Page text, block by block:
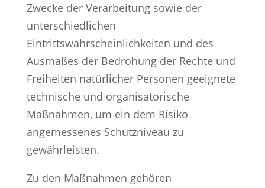
Zwecke der Verarbeitung sowie der
unterschiedlichen
Eintrittswahrscheinlichkeiten und des
Ausmaßes der Bedrohung der Rechte und
Freiheiten natürlicher Personen geeignete
technische und organisatorische
Maßnahmen, um ein dem Risiko
angemessenes Schutzniveau zu
gewährleisten.
Zu den Maßnahmen gehören